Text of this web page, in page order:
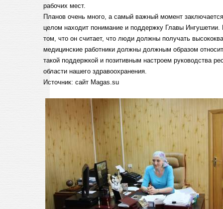
рабочих мест.
Планов очень много, а самый важный момент
целом находит понимание и поддержку Главы Ингушетии.
том, что он считает, что люди должны получать
медицинские работники должны должным образом
такой поддержкой и позитивным настроем руководства
области нашего здравоохранения.
Источник: сайт Magas.su